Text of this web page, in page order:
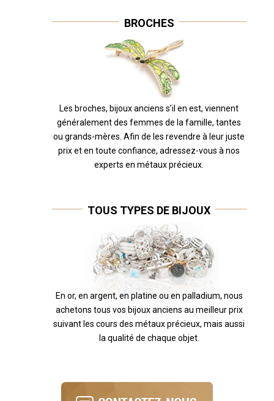
BROCHES
Les broches, bijoux anciens s’il en est, viennent
généralement des femmes de la famille, tantes
ou grands-mères. Afin de les revendre à leur juste
prix et en toute confiance, adressez-vous à nos
experts en métaux précieux.
TOUS TYPES DE BIJOUX
En or, en argent, en platine ou en palladium, nous
achetons tous vos bijoux anciens au meilleur prix
suivant les cours des métaux précieux, mais aussi
la qualité de chaque objet.